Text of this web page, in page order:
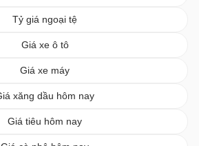
Tỷ giá ngoại tệ
Giá xe ô tô
Giá xe máy
xăng dầu hôm nay
Giá tiêu hôm nay